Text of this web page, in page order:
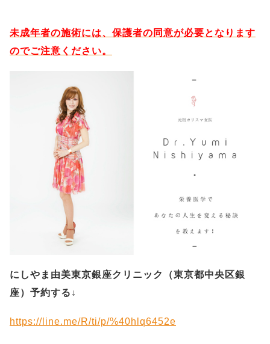
未成年者の施術には、保護者の同意が必要となります
のでご注意ください。
にしやま由美東京銀座クリニック（東京都中央区銀
座）予約する ↓
https://line.me/R/ti/p/%40hlq6452e